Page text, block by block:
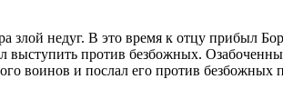
недуг. В это время к отцу прибыл
против безбожных.
воинов и послал его против безбожных